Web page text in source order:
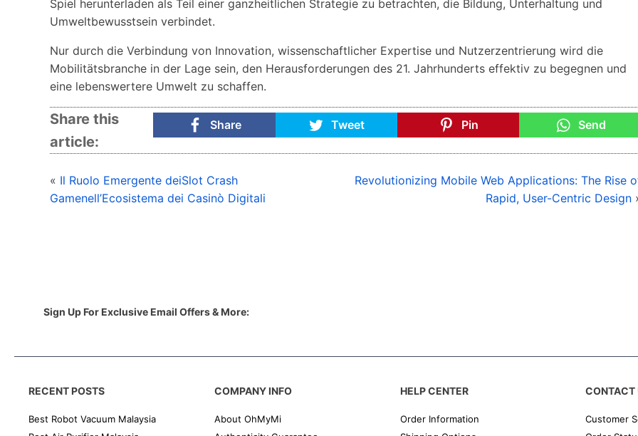
Spiel herunterladen als Teil einer ganzheitlichen Strategie zu betrachten, die Bildung, Unterhaltung und
Umweltbewusstsein verbindet.
Nur durch die Verbindung von Innovation, wissenschaftlicher Expertise und Nutzerzentrierung wird die
Mobilitätsbranche in der Lage sein, den Herausforderungen des 21. Jahrhunderts effektiv zu begegnen und
eine lebenswertere Umwelt zu schaffen.
Share this
article:
Share Tweet Pin Send
« Il Ruolo Emergente deiSlot Crash
Gamenell’Ecosistema dei Casinò Digitali
Revolutionizing Mobile Web Applications: The Rise
Rapid, User-Centric Design
Sign Up For Exclusive Email Offers & More:
RECENT POSTS
Best Robot Vacuum Malaysia
COMPANY INFO
About OhMyMi
HELP CENTER
Order Information
CONTACT
Customer